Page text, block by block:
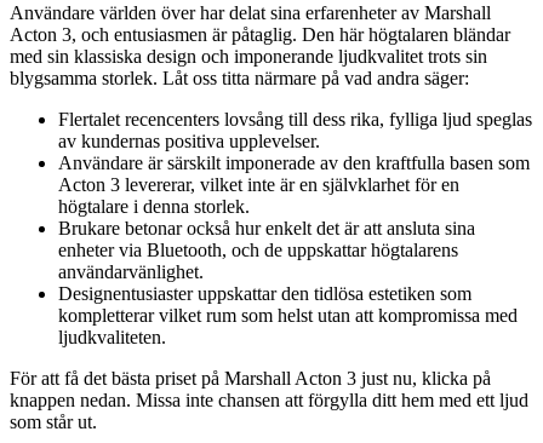
Användare världen över har delat sina erfarenheter av Marshall
Acton 3, och entusiasmen är påtaglig. Den här högtalaren bländar
med sin klassiska design och imponerande ljudkvalitet trots sin
blygsamma storlek. Låt oss titta närmare på vad andra säger:
Flertalet recencenters lovsång till dess rika, fylliga ljud speglas
av kundernas positiva upplevelser.
Användare är särskilt imponerade av den kraftfulla basen som
Acton 3 levererar, vilket inte är en självklarhet för en
högtalare i denna storlek.
Brukare betonar också hur enkelt det är att ansluta sina
enheter via Bluetooth, och de uppskattar högtalarens
användarvänlighet.
Designentusiaster uppskattar den tidlösa estetiken som
kompletterar vilket rum som helst utan att kompromissa med
ljudkvaliteten.
För att få det bästa priset på Marshall Acton 3 just nu, klicka på
knappen nedan. Missa inte chansen att förgylla ditt hem med ett ljud
som står ut.